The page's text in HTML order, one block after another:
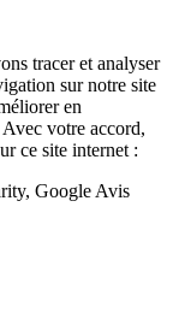
tracer et analyser
sur notre site
en
votre accord,
ce site internet :
Google Avis